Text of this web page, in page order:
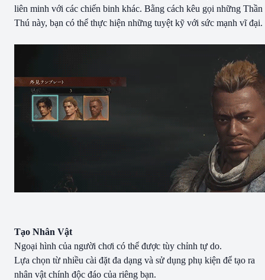
liên minh với các chiến binh khác. Bằng cách kêu gọi những Thần
Thú này, bạn có thể thực hiện những tuyệt kỹ với sức mạnh vĩ đại.
Tạo Nhân Vật
Ngoại hình của người chơi có thể được tùy chỉnh tự do.
Lựa chọn từ nhiều cài đặt đa dạng và sử dụng phụ kiện để tạo ra
nhân vật chính độc đáo của riêng bạn.